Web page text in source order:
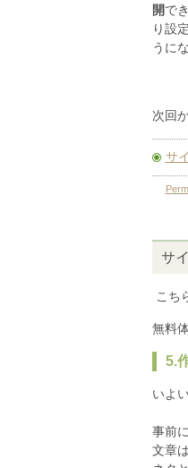
開で
り設
うに
次回
サ
サ
こち
無料
5.
いよ
事前
文章